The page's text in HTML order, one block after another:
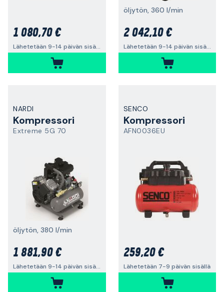
1 080,70 €
Lähetetään 9-14 päivän sisällä
öljytön, 360 l/min
2 042,10 €
Lähetetään 9-14 päivän sisällä
NARDI
Kompressori
Extreme 5G 70
öljytön, 380 l/min
1 881,90 €
Lähetetään 9-14 päivän sisällä
SENCO
Kompressori
AFN0036EU
259,20 €
Lähetetään 7-9 päivän sisällä